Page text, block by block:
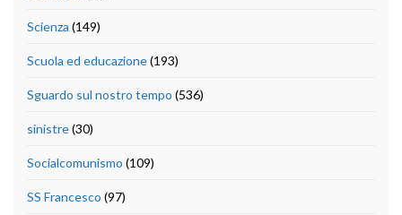
Scienza (149)
Scuola ed educazione(193)
Sguardo sul nostro tempo (536)
sinistre(30)
Socialcomunismo (109)
SS Francesco (97)